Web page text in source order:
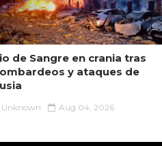
de Sangre en crania tras
y ataques de
Unknown Aug 04, 2026